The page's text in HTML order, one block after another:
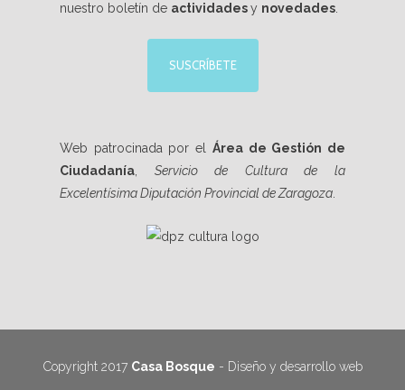
nuestro boletín de actividadesy novedades
SUSCRÍBETE
Web patrocinada por el Área de Gestión de
Ciudadanía
Servicio de Cultura de la
Excelentísima Diputación Provincial de Zaragoza
Copyright 2017 Casa Bosque - Diseño y desarrollo web